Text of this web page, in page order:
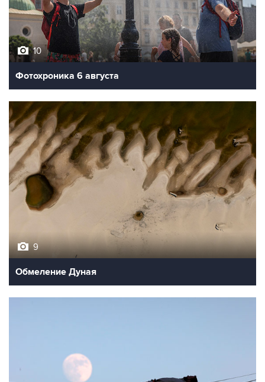
10
Фотохроника 6 августа
9
Обмеление Дуная